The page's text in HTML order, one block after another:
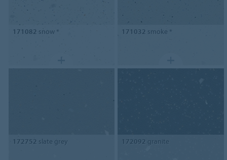
171082 snow * 171032 smoke *
172752 slate grey 172092 granite